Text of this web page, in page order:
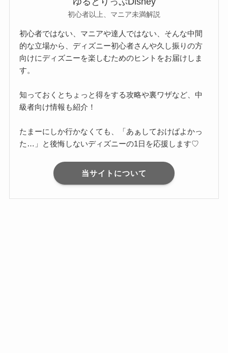
初心者以上、マニア未満解説
初心者ではない、マニアや達人ではない、そんな中間
的な立場から、ディズニー初心者さんや久し振りの方
向けにディズニーを楽しむためのヒントをお届けしま
す。
知っておくとちょっと得をする攻略や裏ワザなど、中
級者向け情報も紹介！
たまーにしか行かなくても、「あぁしておけばよかっ
た…」と後悔しないディズニーの1日を応援します♡
当サイトについて